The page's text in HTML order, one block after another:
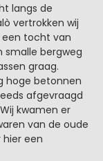
langs de
vertrokken wij
een tocht van
smalle bergweg
graag.
hoge betonnen
afgevraagd
kwamen er
van de oude
hier een